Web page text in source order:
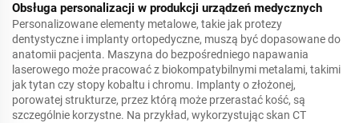
Obsługa personalizacji w produkcji urządzeń medycznych
Personalizowane elementy metalowe, takie jak protezy
dentystyczne i implanty ortopedyczne, muszą być dopasowane do
anatomii pacjenta. Maszyna do bezpośredniego napawania
laserowego może pracować z biokompatybilnymi metalami, takimi
jak tytan czy stopy kobaltu i chromu. Implanty o złożonej,
porowatej strukturze, przez którą może przerastać kość, są
szczególnie korzystne. Na przykład, wykorzystując skan CT